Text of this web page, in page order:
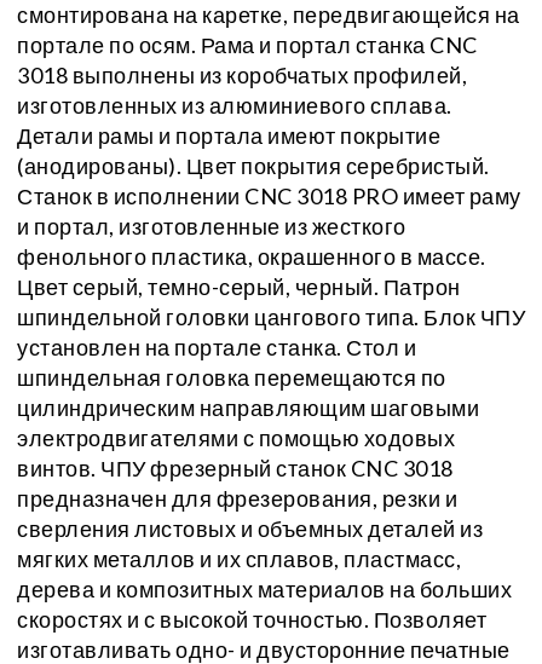
смонтирована на каретке, передвигающейся на
портале по осям. Рама и портал станка CNC
3018 выполнены из коробчатых профилей,
изготовленных из алюминиевого сплава.
Детали рамы и портала имеют покрытие
(анодированы). Цвет покрытия серебристый.
Станок в исполнении CNC 3018 PRO имеет раму
и портал, изготовленные из жесткого
фенольного пластика, окрашенного в массе.
Цвет серый, темно-серый, черный. Патрон
шпиндельной головки цангового типа. Блок ЧПУ
установлен на портале станка. Стол и
шпиндельная головка перемещаются по
цилиндрическим направляющим шаговыми
электродвигателями с помощью ходовых
винтов. ЧПУ фрезерный станок CNC 3018
предназначен для фрезерования, резки и
сверления листовых и объемных деталей из
мягких металлов и их сплавов, пластмасс,
дерева и композитных материалов на больших
скоростях и с высокой точностью. Позволяет
изготавливать одно- и двусторонние печатные